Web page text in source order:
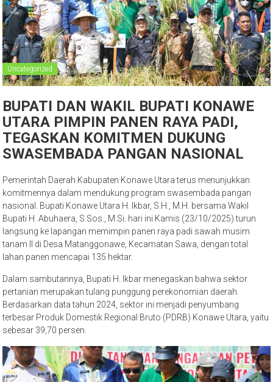
Uncategorized
BUPATI DAN WAKIL BUPATI KONAWE
UTARA PIMPIN PANEN RAYA PADI,
TEGASKAN KOMITMEN DUKUNG
SWASEMBADA PANGAN NASIONAL
Pemerintah Daerah Kabupaten Konawe Utara terus menunjukkan
komitmennya dalam mendukung program swasembada pangan
nasional. Bupati Konawe Utara H. Ikbar, S.H., M.H. bersama Wakil
Bupati H. Abuhaera, S.Sos., M.Si. hari ini Kamis (23/10/2025) turun
langsung ke lapangan memimpin panen raya padi sawah musim
tanam II di Desa Matanggonawe, Kecamatan Sawa, dengan total
lahan panen mencapai 135 hektar.
Dalam sambutannya, Bupati H. Ikbar menegaskan bahwa sektor
pertanian merupakan tulang punggung perekonomian daerah.
Berdasarkan data tahun 2024, sektor ini menjadi penyumbang
terbesar Produk Domestik Regional Bruto (PDRB) Konawe Utara, yaitu
sebesar 39,70 persen.